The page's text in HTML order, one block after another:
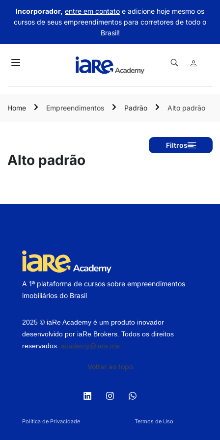
Incorporador, entre em contato e adicione hoje mesmo os
cursos de seus empreendimentos para corretores de todo o
Brasil!
Home Empreendimentos Padrão Alto padrão
Alto padrão
Filtros
A 1ª plataforma de cursos sobre empreendimentos
imobiliários do Brasil
2025 © iaRe Academy é um produto inovador
desenvolvido por iaRe Brokers. Todos os direitos
reservados. academy@iare.me
Voltar ao topo
Política de Privacidade Termos de Uso